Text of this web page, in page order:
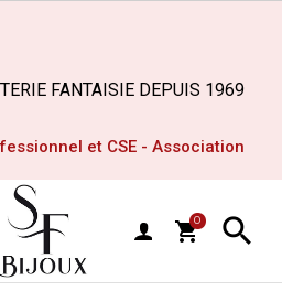
FANTAISIE DEPUIS 1969
et CSE - Association
shopping_cart
0 